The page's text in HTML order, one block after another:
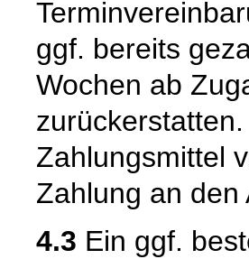
ggf. bereits
Wochen ab
Zahlungsmittel
Zahlung an
4.3 Ein ggf.